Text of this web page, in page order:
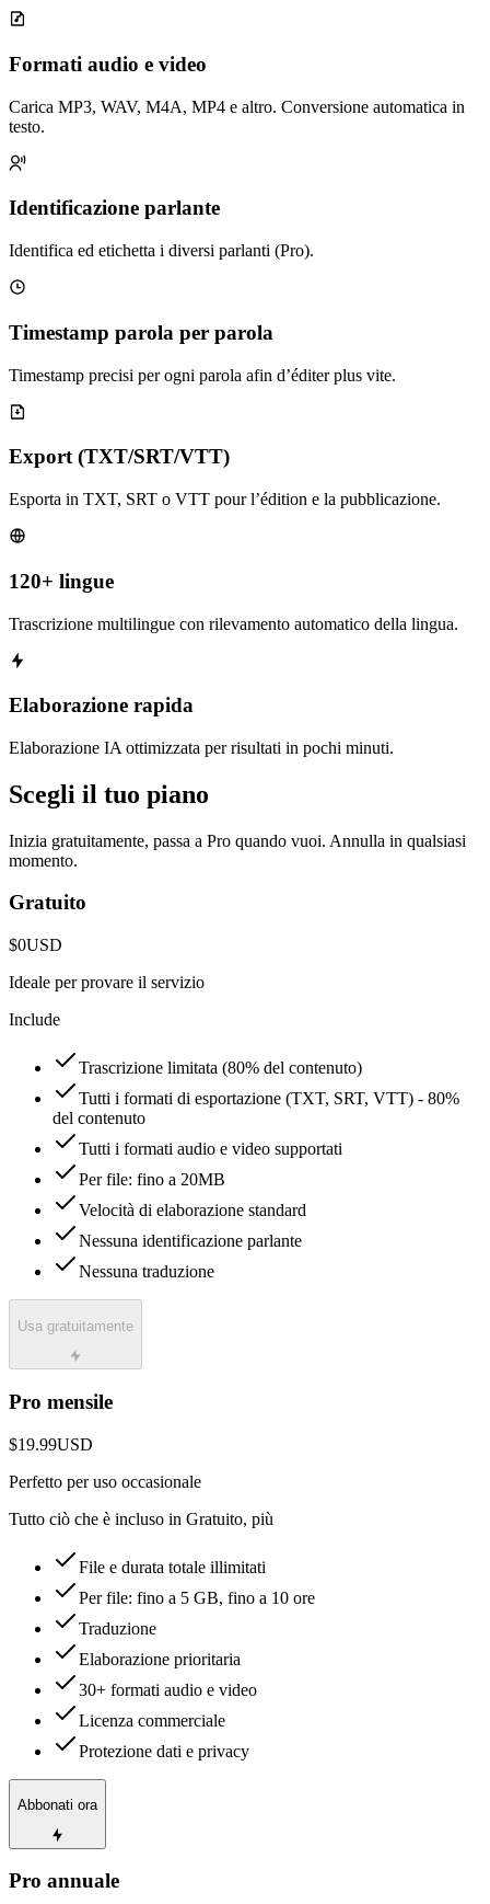
Formati audio e video
Carica MP3, WAV, M4A, MP4 e altro. Conversione automatica in
testo.
Identificazione parlante
Identifica ed etichetta i diversi parlanti (Pro).
Timestamp parola per parola
Timestamp precisi per ogni parola afin d’éditer plus vite.
Export (TXT/SRT/VTT)
Esporta in TXT, SRT o VTT pour l’édition e la pubblicazione.
120+ lingue
Trascrizione multilingue con rilevamento automatico della lingua.
Elaborazione rapida
Elaborazione IA ottimizzata per risultati in pochi minuti.
Scegli il tuo piano
Inizia gratuitamente, passa a Pro quando vuoi. Annulla in qualsiasi
momento.
Gratuito
$0USD
Ideale per provare il servizio
Include
Trascrizione limitata (80% del contenuto)
Tutti i formati di esportazione (TXT, SRT, VTT) - 80%
del contenuto
Tutti i formati audio e video supportati
Per file: fino a 20MB
Velocità di elaborazione standard
Nessuna identificazione parlante
Nessuna traduzione
Usa gratuitamente
Pro mensile
$19.99USD
Perfetto per uso occasionale
Tutto ciò che è incluso in Gratuito, più
File e durata totale illimitati
Per file: fino a 5 GB, fino a 10 ore
Traduzione
Elaborazione prioritaria
30+ formati audio e video
Licenza commerciale
Protezione dati e privacy
Abbonati ora
Pro annuale